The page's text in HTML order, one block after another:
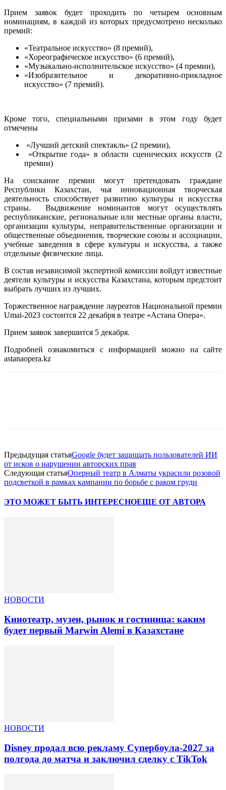
Прием заявок будет проходить по четырем основным
номинациям, в каждой из которых предусмотрено несколько
премий:
«Театральное искусство» (8 премий),
«Хореографическое искусство» (6 премий),
«Музыкально-исполнительское искусство» (4 премии),
«Изобразительное и декоративно-прикладное
искусство» (7 премий).
Кроме того, специальными призами в этом году будет
отмечены
«Лучший детский спектакль» (2 премии),
«Открытие года» в области сценических искусств (2
премии)
На соискание премии могут претендовать граждане
Республики Казахстан, чья инновационная творческая
деятельность способствует развитию культуры и искусства
страны. Выдвижение номинантов могут осуществлять
республиканские, региональные или местные органы власти,
организации культуры, неправительственные организации и
общественные объединения, творческие союзы и ассоциации,
учебные заведения в сфере культуры и искусства, а также
отдельные физические лица.
В состав независимой экспертной комиссии войдут известные
деятели культуры и искусства Казахстана, которым предстоит
выбрать лучших из лучших.
Торжественное награждение лауреатов Национальной премии
Umai-2023 состоится 22 декабря в театре «Астана Опера».
Прием заявок завершится 5 декабря.
Подробней ознакомиться с информацией можно на сайте
astanaopera.kz
Предыдущая статьяGoogle будет защищать пользователей ИИ
от исков о нарушении авторских прав
Следующая статьяОперный театр в Алматы украсили розовой
подсветкой в рамках кампании по борьбе с раком груди
ЭТО МОЖЕТ БЫТЬ ИНТЕРЕСНОЕЩЕ ОТ АВТОРА
НОВОСТИ
Кинотеатр, музеи, рынок и гостиница: каким
будет первый Marwin Alemi в Казахстане
НОВОСТИ
Disney продал всю рекламу Супербоула-2027 за
полгода до матча и заключил сделку с TikTok